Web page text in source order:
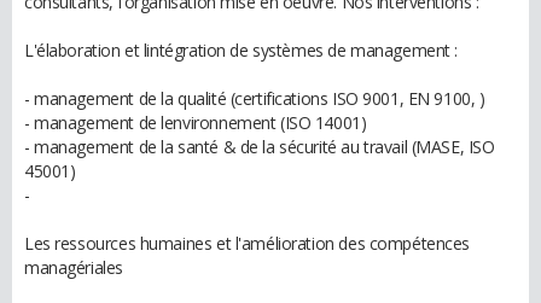
L'élaboration et lintégration de systèmes de management :
- management de la qualité (certifications ISO 9001, EN 9100, )
- management de lenvironnement (ISO 14001)
- management de la santé & de la sécurité au travail (MASE, ISO
45001)
-
Les ressources humaines et l'amélioration des compétences
managériales